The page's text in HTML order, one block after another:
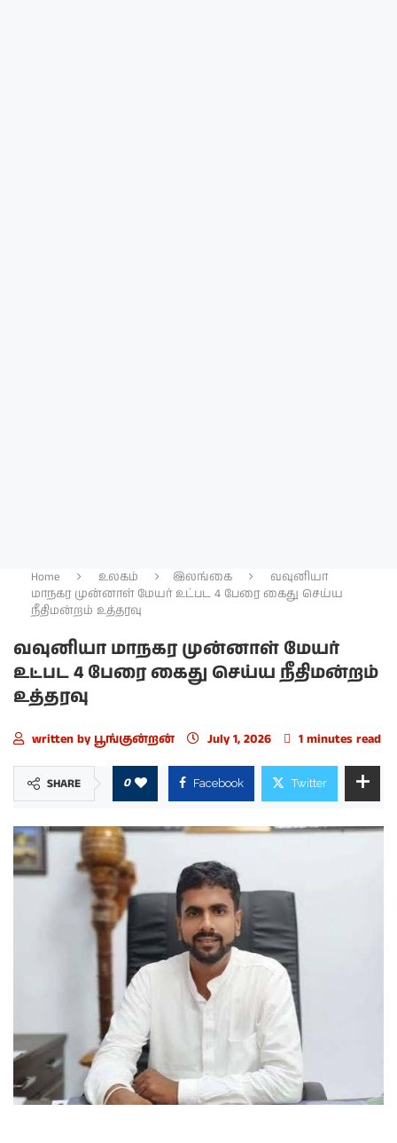
Home உலகம் இலங்கை
வவுனியா
மாநகர முன்னாள் மேயர் உட்பட 4 பேரை கைது செய்ய
நீதிமன்றம் உத்தரவு
வவுனியா மாநகர முன்னாள் மேயர்
உட்பட 4 பேரை கைது செய்ய நீதிமன்றம்
உத்தரவு
written by பூங்குன்றன் July 1, 2026 1 minutes read
SHARE 0 Facebook Twitter